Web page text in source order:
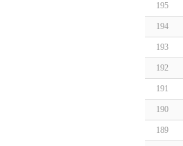
195
194
193
192
191
190
189